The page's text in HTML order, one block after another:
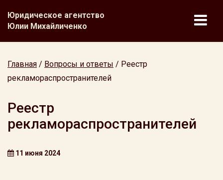
Юридическое агентство
Юлии Михайличенко
Главная / Вопросы и ответы / Реестр
рекламораспространителей
Реестр
рекламораспространителей
11 июня 2024